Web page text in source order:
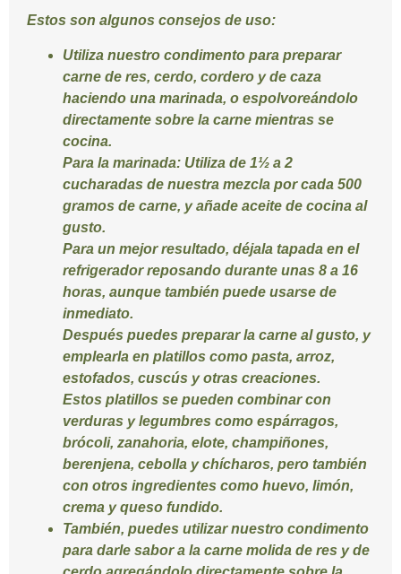
Estos son algunos consejos de uso:
Utiliza nuestro condimento para preparar
carne de res, cerdo, cordero y de caza
haciendo una marinada, o espolvoreándolo
directamente sobre la carne mientras se
cocina.
Para la marinada: Utiliza de 1½ a 2
cucharadas de nuestra mezcla por cada 500
gramos de carne, y añade aceite de cocina al
gusto.
Para un mejor resultado, déjala tapada en el
refrigerador reposando durante unas 8 a 16
horas, aunque también puede usarse de
inmediato.
Después puedes preparar la carne al gusto, y
emplearla en platillos como pasta, arroz,
estofados, cuscús y otras creaciones.
Estos platillos se pueden combinar con
verduras y legumbres como espárragos,
brócoli, zanahoria, elote, champiñones,
berenjena, cebolla y chícharos, pero también
con otros ingredientes como huevo, limón,
crema y queso fundido.
También, puedes utilizar nuestro condimento
para darle sabor a la carne molida de res y de